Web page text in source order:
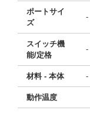
ポートサイ
ズ
-
スイッチ機
能/定格
-
材料 - 本体 -
動作温度